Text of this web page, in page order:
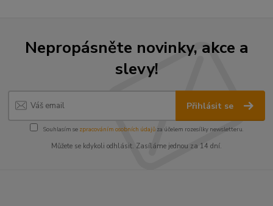
Nepropásněte novinky, akce a
slevy!
Přihlásit se
Souhlasím se zpracováním osobních údajůza účelem rozesílky newsletteru.
Můžete se kdykoli odhlásit. Zasíláme jednou za 14 dní.